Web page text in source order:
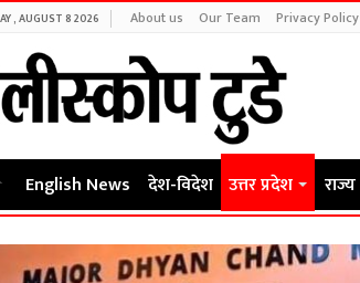
, AUGUST 8 2026 About us Our Team Privacy Policy
English News देश-विदेश उत्तर प्रदेश राज्य